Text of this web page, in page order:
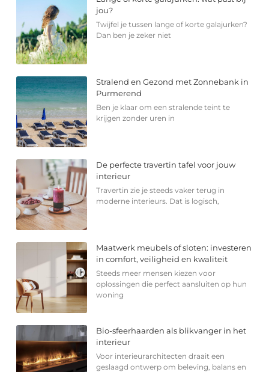
jou?
Twijfel je tussen lange of korte galajurken?
Dan ben je zeker niet
Stralend en Gezond met Zonnebank in
Purmerend
Ben je klaar om een stralende teint te
krijgen zonder uren in
De perfecte travertin tafel voor jouw
interieur
Travertin zie je steeds vaker terug in
moderne interieurs. Dat is logisch,
Maatwerk meubels of sloten: investeren
in comfort, veiligheid en kwaliteit
Steeds meer mensen kiezen voor
oplossingen die perfect aansluiten op hun
woning
Bio-sfeerhaarden als blikvanger in het
interieur
Voor interieurarchitecten draait een
geslaagd ontwerp om beleving, balans en